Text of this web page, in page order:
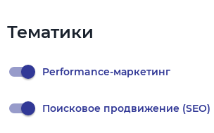
Тематики
Performance-маркетинг
Поисковое продвижение (SEO)